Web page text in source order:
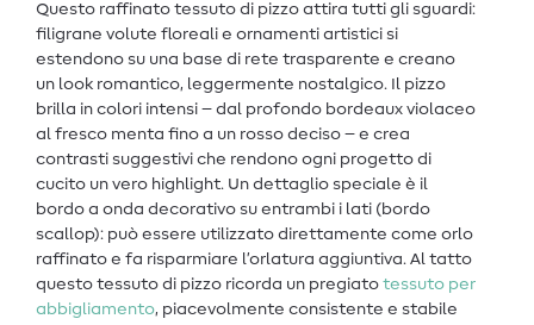
Questo raffinato tessuto di pizzo attira tutti gli sguardi:
filigrane volute floreali e ornamenti artistici si
estendono su una base di rete trasparente e creano
un look romantico, leggermente nostalgico. Il pizzo
brilla in colori intensi – dal profondo bordeaux violaceo
al fresco menta fino a un rosso deciso – e crea
contrasti suggestivi che rendono ogni progetto di
cucito un vero highlight. Un dettaglio speciale è il
bordo a onda decorativo su entrambi i lati (bordo
scallop): può essere utilizzato direttamente come orlo
raffinato e fa risparmiare l’orlatura aggiuntiva. Al tatto
questo tessuto di pizzo ricorda un pregiato tessuto per
abbigliamento, piacevolmente consistente e stabile